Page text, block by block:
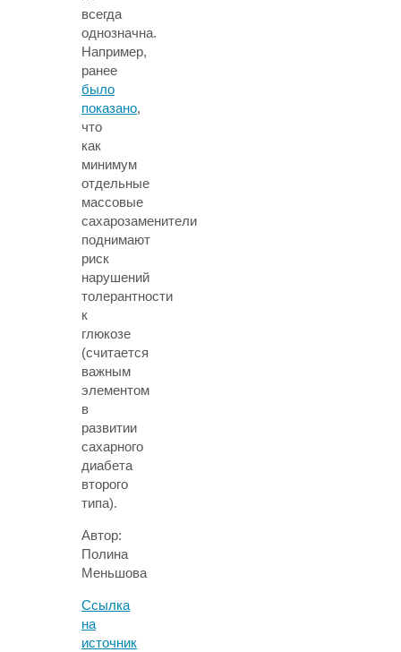
всегда
однозначна.
Например,
ранее
было
показано,
что
как
минимум
отдельные
массовые
сахарозаменители
поднимают
риск
нарушений
толерантности
к
глюкозе
(считается
важным
элементом
в
развитии
сахарного
диабета
второго
типа).
Автор:
Полина
Меньшова
Ссылка
на
источник